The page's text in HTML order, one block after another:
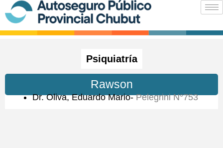
Psiquiatría
Rawson
Dr. Oliva, Eduardo Mario-Pelegrini N°753